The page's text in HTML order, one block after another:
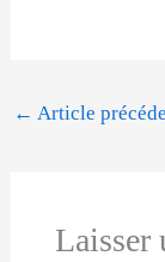
← Article
Laisser